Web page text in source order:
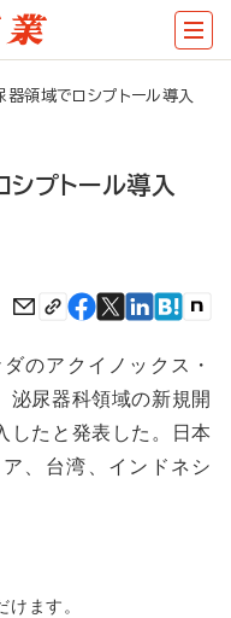
器領域でロシプトール導入
シプトール導入
のアクイノックス・
泌尿器科領域の新規開
したと発表した。日本
、台湾、インドネシ
ます。